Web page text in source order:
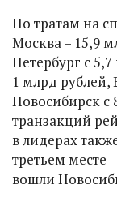
По тратам на
Москва – 15,9
Петербург с
1 млрд рублей,
Новосибирск с
транзакций
в лидерах
третьем месте
вошли